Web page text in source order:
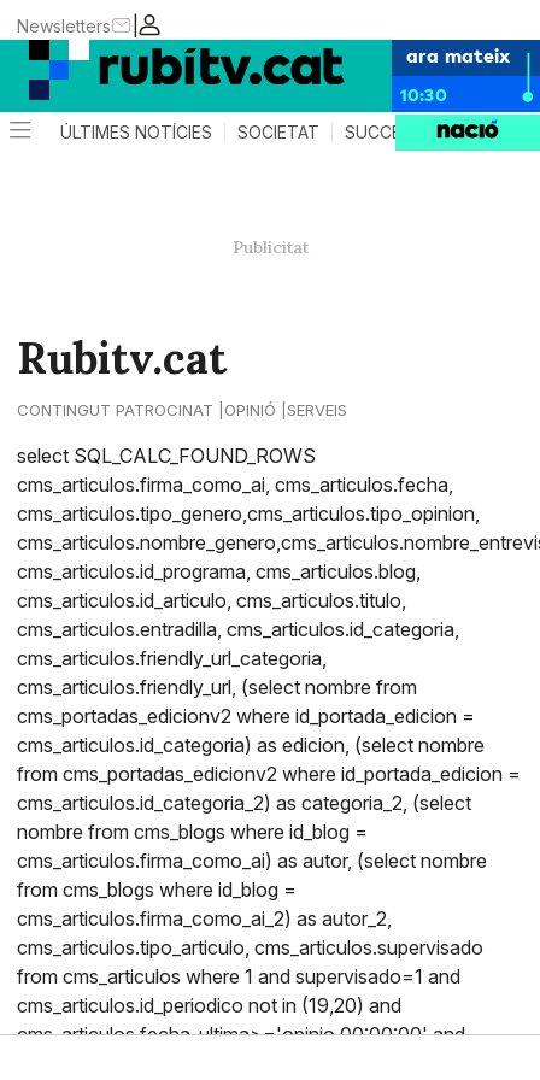
|
Newsletters
ara mateix
10:30
ÚLTIMES NOTÍCIES SOCIETAT SUCCESSOS
Rubitv.cat
CONTINGUT PATROCINAT OPINIÓ SERVEIS
select SQL_CALC_FOUND_ROWS
cms_articulos.firma_como_ai, cms_articulos.fecha,
cms_articulos.tipo_genero,cms_articulos.tipo_opinion,
cms_articulos.id_programa, cms_articulos.blog,
cms_articulos.id_articulo, cms_articulos.titulo,
cms_articulos.entradilla, cms_articulos.id_categoria,
cms_articulos.friendly_url_categoria,
cms_articulos.friendly_url, (select nombre from
cms_portadas_edicionv2 where id_portada_edicion =
cms_articulos.id_categoria) as edicion, (select nombre
from cms_portadas_edicionv2 where id_portada_edicion =
cms_articulos.id_categoria_2) as categoria_2, (select
nombre from cms_blogs where id_blog =
cms_articulos.firma_como_ai) as autor, (select nombre
from cms_blogs where id_blog =
cms_articulos.firma_como_ai_2) as autor_2,
cms_articulos.tipo_articulo, cms_articulos.supervisado
from cms_articulos where 1 and supervisado=1 and
cms_articulos.id_periodico not in (19,20) and
cms_articulos.fecha_ultima>='opinio 00:00:00' and